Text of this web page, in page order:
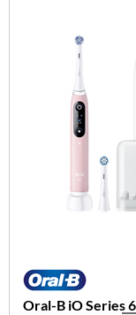
Oral-B iO Series